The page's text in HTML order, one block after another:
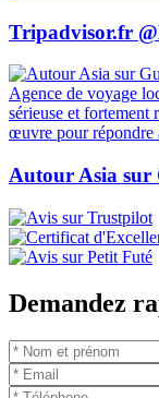
Tripadvisor.fr
Agence de voyage
sérieuse et fortement
œuvre pour répondre
Autour Asia sur
Demandez